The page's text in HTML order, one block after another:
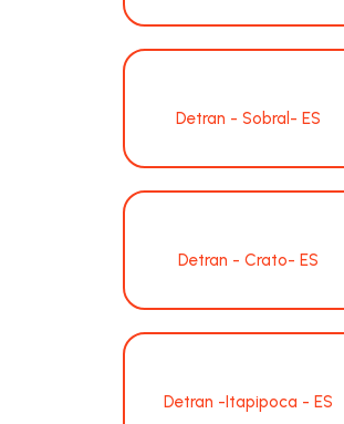
Detran - Sobral- ES
Detran - Crato- ES
Detran -Itapipoca - ES